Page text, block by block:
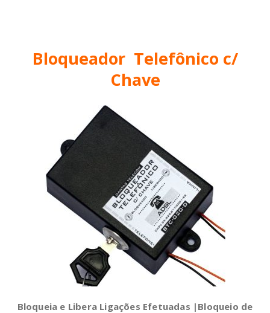
Bloqueador Telefônico c/
Chave
Bloqueia e Libera Ligações Efetuadas |Bloqueio de